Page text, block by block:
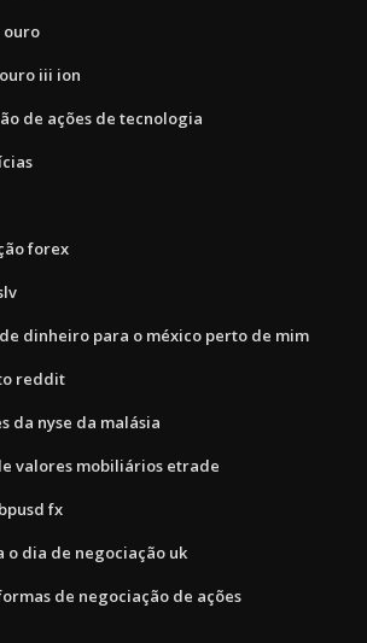
ouro
iii ion
de ações de tecnologia
forex
dinheiro para o méxico perto de mim
reddit
da nyse da malásia
valores mobiliários etrade
fx
o dia de negociação uk
de negociação de ações